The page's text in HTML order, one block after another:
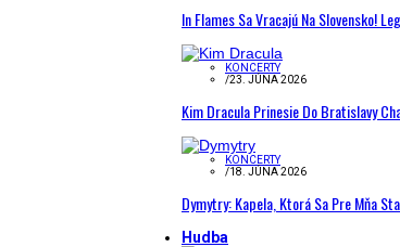
In Flames Sa Vracajú Na Slovensko!
KONCERTY
/23. JÚNA 2026
Kim Dracula Prinesie Do Bratislavy
KONCERTY
/18. JÚNA 2026
Dymytry: Kapela, Ktorá Sa Pre Mňa
Hudba